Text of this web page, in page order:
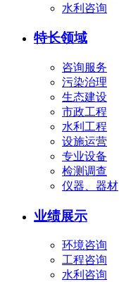
水利咨询
特长领域
咨询服务
污染治理
生态建设
市政工程
水利工程
设施运营
专业设备
检测调查
仪器、器材
业绩展示
环境咨询
工程咨询
水利咨询